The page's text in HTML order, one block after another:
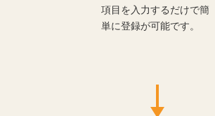
項目を入力するだけで簡
単に登録が可能です。